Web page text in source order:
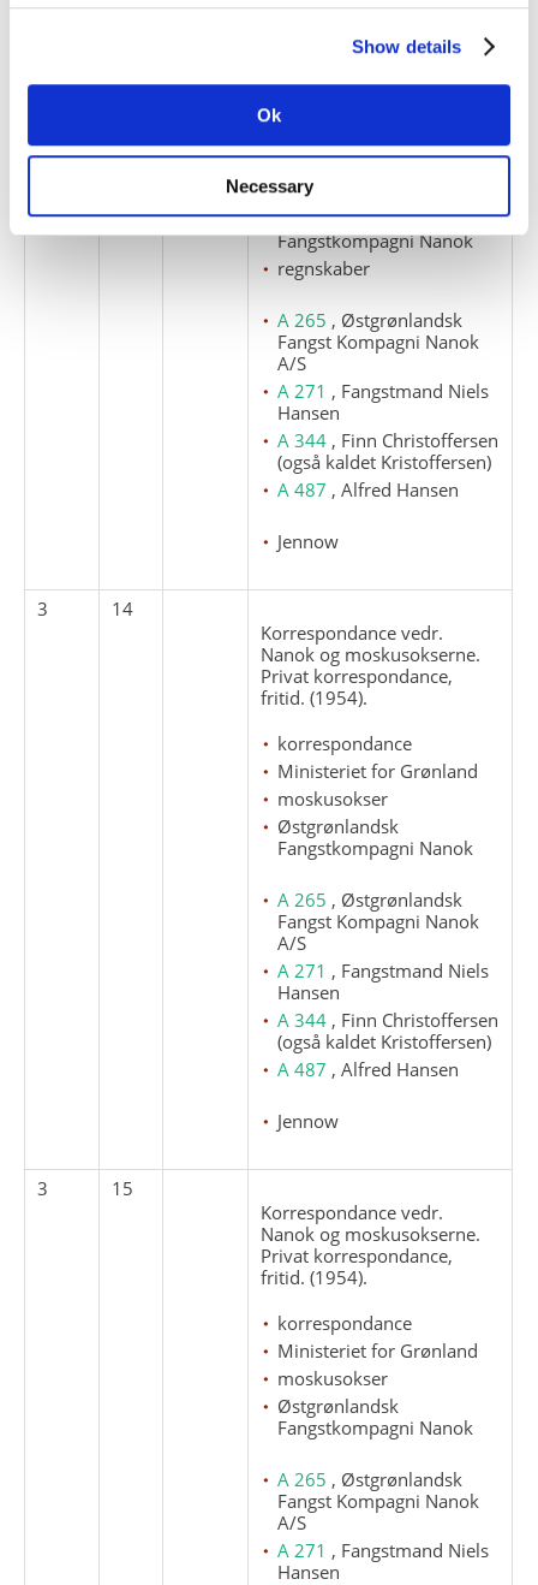
Show details
Ok
Necessary
korrespondance, fritid.
korrespondance
Ministeriet for Grønland
moskusokser
Østgrønlandsk
Fangstkompagni Nanok
regnskaber
A 265 , Østgrønlandsk
Fangst Kompagni Nanok
A/S
A 271 , Fangstmand Niels
Hansen
A 344 , Finn Christoffersen
(også kaldet Kristoffersen)
A 487 , Alfred Hansen
Jennow
3
14
Korrespondance vedr.
Nanok og moskusokserne.
Privat korrespondance,
fritid. (1954).
korrespondance
Ministeriet for Grønland
moskusokser
Østgrønlandsk
Fangstkompagni Nanok
A 265 , Østgrønlandsk
Fangst Kompagni Nanok
A/S
A 271 , Fangstmand Niels
Hansen
A 344 , Finn Christoffersen
(også kaldet Kristoffersen)
A 487 , Alfred Hansen
Jennow
3
15
Korrespondance vedr.
Nanok og moskusokserne.
Privat korrespondance,
fritid. (1954).
korrespondance
Ministeriet for Grønland
moskusokser
Østgrønlandsk
Fangstkompagni Nanok
A 265 , Østgrønlandsk
Fangst Kompagni Nanok
A/S
A 271 , Fangstmand Niels
Hansen